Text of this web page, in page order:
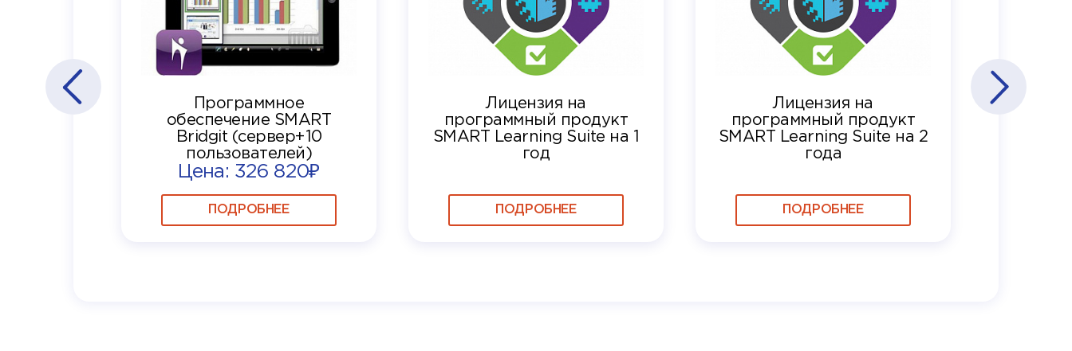
Программное
обеспечение SMART
Bridgit (сервер+10
пользователей)
Цена: 326 820₽
ПОДРОБНЕЕ
Лицензия на
программный продукт
SMART Learning Suite на 1
год
ПОДРОБНЕЕ
Лицензия на
программный продукт
SMART Learning Suite на 2
года
ПОДРОБНЕЕ